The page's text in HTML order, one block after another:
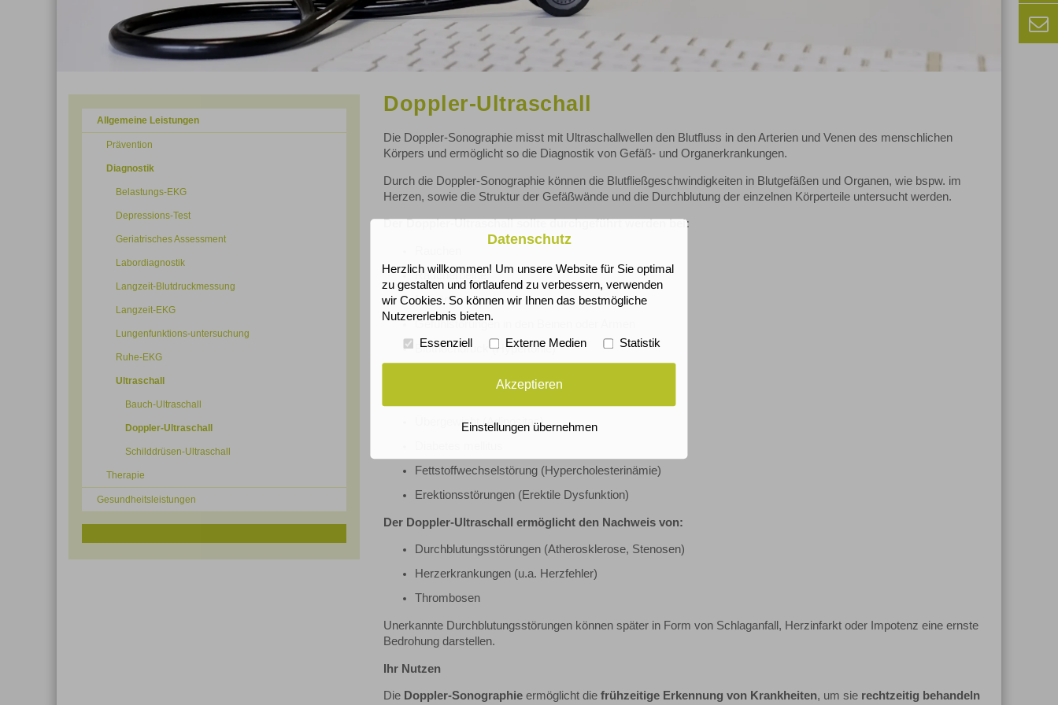
Allgemeine Leistungen
Prävention
Diagnostik
Belastungs-EKG
Depressions-Test
Geriatrisches Assessment
Labordiagnostik
Langzeit-Blutdruckmessung
Langzeit-EKG
Lungenfunktions-untersuchung
Ruhe-EKG
Ultraschall
Bauch-Ultraschall
Doppler-Ultraschall
Schilddrüsen-Ultraschall
Therapie
Gesundheitsleistungen
Doppler-Ultraschall
Die Doppler-Sonographie misst mit Ultraschallwellen den Blutfluss in den Arterien und Venen des menschlichen
Körpers und ermöglicht so die Diagnostik von Gefäß- und Organerkrankungen.
Durch die Doppler-Sonographie können die Blutfließgeschwindigkeiten in Blutgefäßen und Organen, wie bspw. im
Herzen, sowie die Struktur der Gefäßwände und die Durchblutung der einzelnen Körperteile untersucht werden.
Der Doppler-Ultraschall sollte durchgeführt werden bei:
Raucherbeine
Migräne
Gefühlstörungen in den Beinen oder Armen
Bluthochdruck (Hypertonie)
Übergewicht (Adipositas)
Fettstoffwechselstörung (Hypercholesterinämie)
Erektionsstörungen (Erektile Dysfunktion)
Der Doppler-Ultraschall ermöglicht den Nachweis von:
Durchblutungsstörungen (Atherosklerose, Stenosen)
Herzerkrankungen (u.a. Herzfehler)
Thrombosen
Unerkannte Durchblutungsstörungen können später in Form von Schlaganfall, Herzinfarkt oder Impotenz eine ernste
Bedrohung darstellen.
Ihr Nutzen
Die Doppler-Sonographie ermöglicht die frühzeitige Erkennung von Krankheiten, um sie rechtzeitig behandeln
Datenschutz
Herzlich willkommen! Um unsere Website für Sie optimal
zu gestalten und fortlaufend zu verbessern, verwenden
wir Cookies. So können wir Ihnen das bestmögliche
Nutzererlebnis bieten.
Essenziell Externe Medien Statistik
Akzeptieren
Einstellungen übernehmen